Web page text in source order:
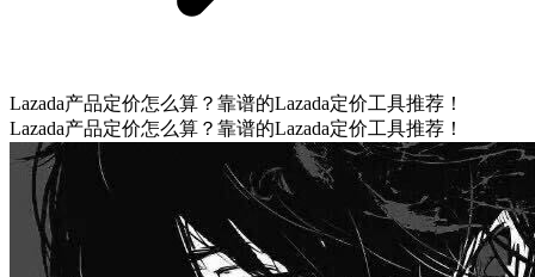
Lazada产品定价怎么算？靠谱的Lazada定价工具推荐！
Lazada产品定价怎么算？靠谱的Lazada定价工具推荐！